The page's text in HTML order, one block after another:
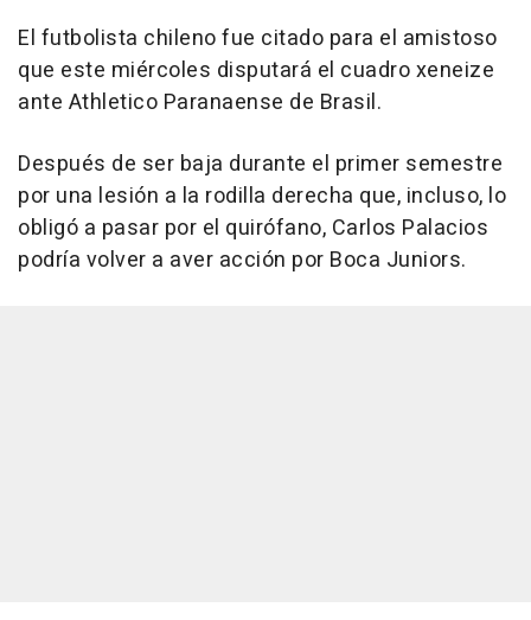
El futbolista chileno fue citado para el amistoso
que este miércoles disputará el cuadro xeneize
ante Athletico Paranaense de Brasil.
Después de ser baja durante el primer semestre
por una lesión a la rodilla derecha que, incluso, lo
obligó a pasar por el quirófano, Carlos Palacios
podría volver a aver acción por Boca Juniors.